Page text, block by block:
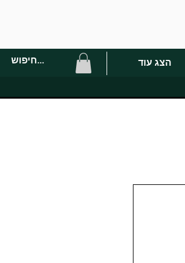
הצג עוד